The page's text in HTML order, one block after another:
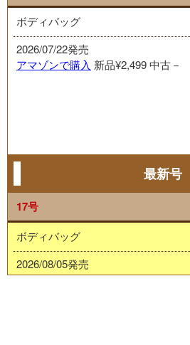
ボディバッグ
2026/07/22発売
アマゾンで購入 新品¥2,499中古－
最新号
17号
ボディバッグ
2026/08/05発売